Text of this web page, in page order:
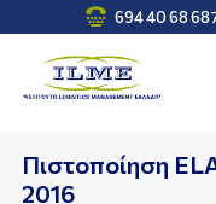
 694 40 68
Πιστοποίηση
2016